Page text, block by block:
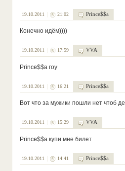
19.10.2011 21:02 Prince$$a
Конечно идём))))
19.10.2011 17:59 VVA
Prince$$a гоу
19.10.2011 16:21 Prince$$a
Вот что за мужики пошли нет чтоб
19.10.2011 15:29 VVA
Prince$$a купи мне билет
19.10.2011 14:41 Prince$$a